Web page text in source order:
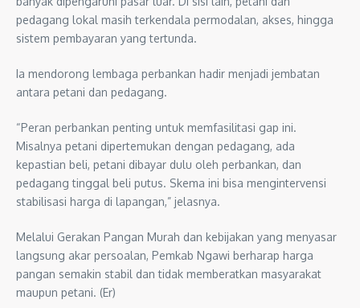
pedagang lokal masih terkendala permodalan, akses, hingga
sistem pembayaran yang tertunda.
Ia mendorong lembaga perbankan hadir menjadi jembatan
antara petani dan pedagang.
“Peran perbankan penting untuk memfasilitasi gap ini.
Misalnya petani dipertemukan dengan pedagang, ada
kepastian beli, petani dibayar dulu oleh perbankan, dan
pedagang tinggal beli putus. Skema ini bisa mengintervensi
stabilisasi harga di lapangan,” jelasnya.
Melalui Gerakan Pangan Murah dan kebijakan yang menyasar
langsung akar persoalan, Pemkab Ngawi berharap harga
pangan semakin stabil dan tidak memberatkan masyarakat
maupun petani. (Er)